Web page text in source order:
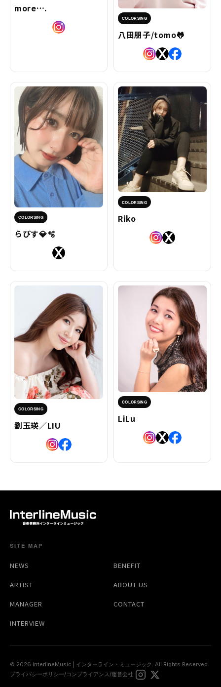
more….
COLORSING
八田朋子/tomo🐸
COLORSING
らぴす💎🫧
COLORSING
Riko
COLORSING
劉玉瑛／LIU
COLORSING
LiLu
SITE MAP
NEWS
ARTIST
MANAGER
INTERVIEW
BENEFIT
ABOUT US
CONTACT
© 2026 InterlineMusic | インターライン・ミュージック. All Rights Reserved.
プライバシーポリシー/コンプライアンス /運営会社